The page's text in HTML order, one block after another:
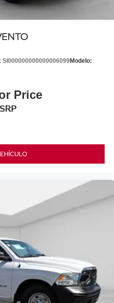
SI000000000000006099Modelo:
Price